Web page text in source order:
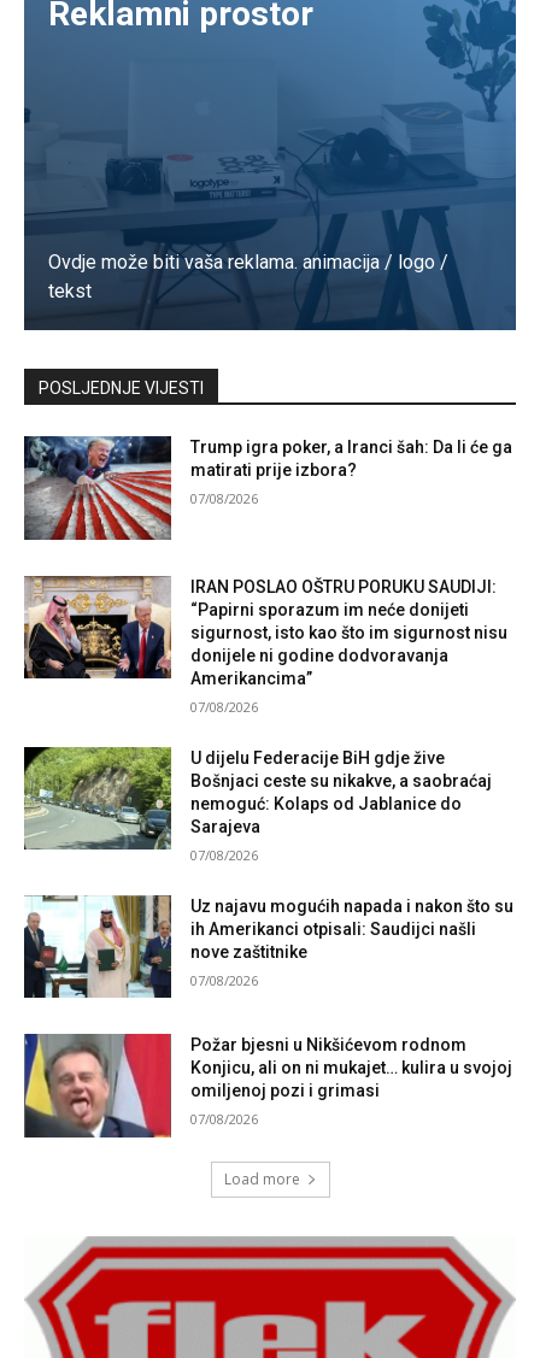
Reklamni prostor
Ovdje može biti vaša reklama. animacija / logo /
tekst
Kontaktirajte nas
POSLJEDNJE VIJESTI
Trump igra poker, a Iranci šah: Da li će ga
matirati prije izbora?
07/08/2026
IRAN POSLAO OŠTRU PORUKU SAUDIJI:
“Papirni sporazum im neće donijeti
sigurnost, isto kao što im sigurnost nisu
donijele ni godine dodvoravanja
Amerikancima”
07/08/2026
U dijelu Federacije BiH gdje žive
Bošnjaci ceste su nikakve, a saobraćaj
nemoguć: Kolaps od Jablanice do
Sarajeva
07/08/2026
Uz najavu mogućih napada i nakon što su
ih Amerikanci otpisali: Saudijci našli
nove zaštitnike
07/08/2026
Požar bjesni u Nikšićevom rodnom
Konjicu, ali on ni mukajet… kulira u svojoj
omiljenoj pozi i grimasi
07/08/2026
Load more